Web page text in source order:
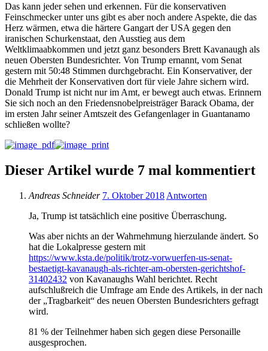
Das kann jeder sehen und erkennen. Für die konservativen
Feinschmecker unter uns gibt es aber noch andere Aspekte, die das
Herz wärmen, etwa die härtere Gangart der USA gegen den
iranischen Schurkenstaat, den Ausstieg aus dem
Weltklimaabkommen und jetzt ganz besonders Brett Kavanaugh als
neuen Obersten Bundesrichter. Von Trump ernannt, vom Senat
gestern mit 50:48 Stimmen durchgebracht. Ein Konservativer, der
die Mehrheit der Konservativen dort für viele Jahre sichern wird.
Donald Trump ist nicht nur im Amt, er bewegt auch etwas. Erinnern
Sie sich noch an den Friedensnobelpreisträger Barack Obama, der
im ersten Jahr seiner Amtszeit des Gefangenlager in Guantanamo
schließen wollte?
Dieser Artikel wurde 7 mal kommentiert
Andreas Schneider 7. Oktober 2018 Antworten
Ja, Trump ist tatsächlich eine positive Überraschung.
Was aber nichts an der Wahrnehmung hierzulande ändert. So
hat die Lokalpresse gestern mit
https://www.ksta.de/politik/trotz-vorwuerfen-us-senat-
bestaetigt-kavanaugh-als-richter-am-obersten-gerichtshof-
31402432 von Kavanaughs Wahl berichtet. Recht
aufschlußreich die Umfrage am Ende des Artikels, in der nach
der „Tragbarkeit“ des neuen Obersten Bundesrichters gefragt
wird.
81 % der Teilnehmer haben sich gegen diese Personaille
ausgesprochen.